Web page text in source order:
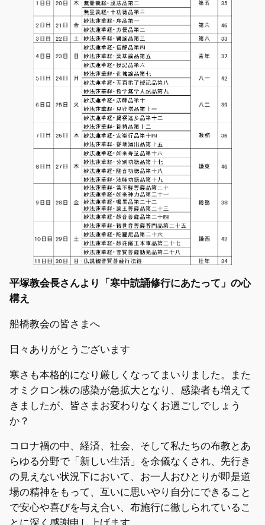
平塚教会長さんより「寒中読誦修行にあたって」の心
構え
船橋教会の皆さまへ
日々ありがとうございます
寒さも本格的になり厳しくなってまいりました。また
オミクロン株の感染が急拡大となり、感染者も増えて
きましたが、皆さまお変わりなくお過ごしでしょう
か？
コロナ禍の中、経済、社会、そして私たちの布教とあ
らゆる分野で「新しい生活」を余儀なくされ、先行き
の見えない状況下において、お一人おひとりが即是道
場の精神をもって、互いに思いやり自分にできること
で安心や喜びを与え合い、布施行に徹しられているこ